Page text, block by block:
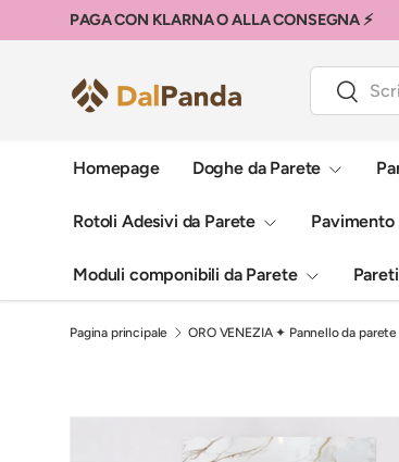
Passa ai contenuti
PAGA CON KLARNA O ALLA CONSEGNA ⚡
Cerca
Cerca
Homepage Doghe da Parete
Rotoli Adesivi da Parete Pavimento
Moduli componibili da Parete
Pagina principale ORO VENEZIA ✦ Pannello da